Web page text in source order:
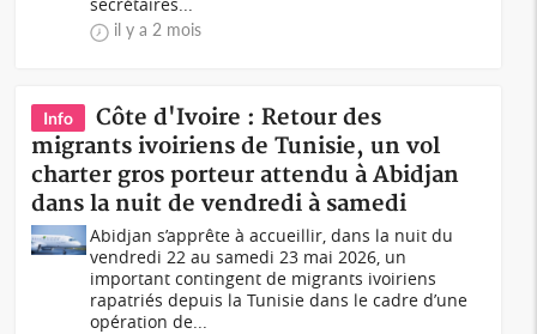
il y a 2 mois
Info
Côte d'Ivoire : Retour des
migrants ivoiriens de Tunisie, un vol
charter gros porteur attendu à Abidjan
dans la nuit de vendredi à samedi
Abidjan s’apprête à accueillir, dans la nuit du
vendredi 22 au samedi 23 mai 2026, un
important contingent de migrants ivoiriens
rapatriés depuis la Tunisie dans le cadre d’une
opération de...